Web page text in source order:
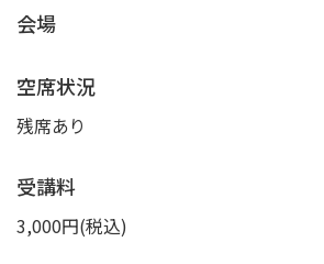
会場
空席状況
残席あり
受講料
3,000円(税込)